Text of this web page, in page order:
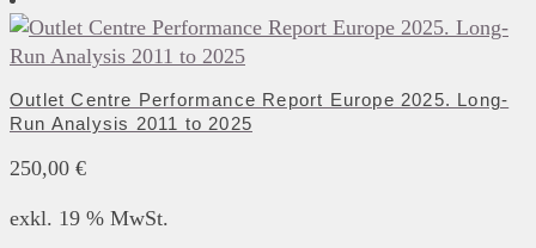
Outlet Centre Performance Report Europe 2025. Long-
Run Analysis 2011 to 2025
250,00 €
exkl. 19 % MwSt.